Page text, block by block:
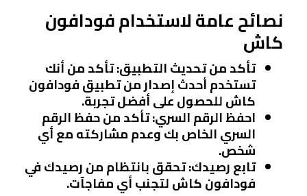
نصائح عامة لاستخدام فودافون
كاش
تأكد من تحديث التطبيق: تأكد من أنك
تستخدم أحدث إصدار من تطبيق فودافون
كاش للحصول على أفضل تجربة.
احفظ الرقم السري: تأكد من حفظ الرقم
السري الخاص بك وعدم مشاركته مع أي
شخص.
تابع رصيدك: تحقق بانتظام من رصيدك في
فودافون كاش لتجنب أي مفاجآت.